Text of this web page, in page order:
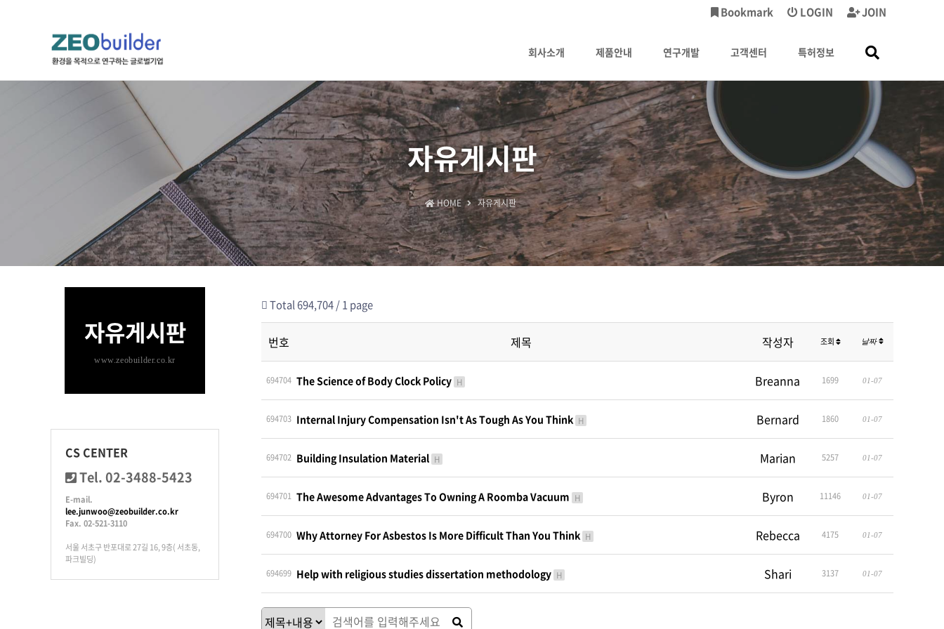
JOIN
LOGIN
Bookmark
회사소개 제품안내 연구개발
하위분류
고객센터
하위분류
특허정보
하위분류
자유게시판
HOME 자유게시판
Total 694,704 /1 page
번호 제목 작성자 조회 날짜
694704 The Science of Body Clock Policy H Breanna 1699 01-07
694703 Internal Injury Compensation Isn't As Tough As You Think H Bernard 1860 01-07
694702 Building Insulation Material H Marian 5257 01-07
694701 The Awesome Advantages To Owning A Roomba Vacuum H Byron 11146 01-07
694700 Why Attorney For Asbestos Is More Difficult Than You Think H Rebecca 4175 01-07
694699 Help with religious studies dissertation methodology H Shari 3137 01-07
자유게시판
www.zeobuilder.co.kr
CS CENTER
Tel. 02-3488-5423
E-mail.
lee.junwoo@zeobuilder.co.kr
Fax. 02-521-3110
서울 서초구 반포대로 27길 16, 9층( 서초동,
파크빌딩)